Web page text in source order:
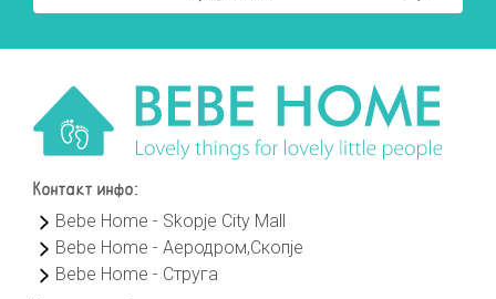
Контакт инфо:
Bebe Home - Skopje City Mall
Bebe Home - Аеродром,Скопје
Bebe Home - Струга